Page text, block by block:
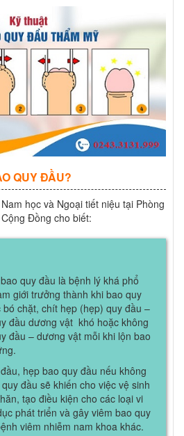
QUY ĐẦU?
học và Ngoại tiết niệu tại Phòng
Đồng cho biết:
quy đầu là bệnh lý khá phổ
giới trưởng thành khi bao quy
chặt, chít hẹp (hẹp) quy đầu –
đầu dương vật khó hoặc không
đầu – dương vật mỗi khi lộn bao
hẹp bao quy đầu nếu không
đầu sẽ khiến cho việc vệ sinh
tạo điều kiện cho các loại vi
phát triển và gây viêm bao quy
viêm nhiễm nam khoa khác.